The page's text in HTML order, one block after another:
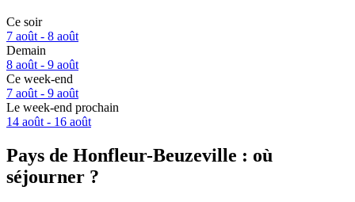
Ce soir
7 août - 8 août
Demain
8 août - 9 août
Ce week-end
7 août - 9 août
Le week-end prochain
14 août - 16 août
Pays de Honfleur-Beuzeville : où
séjourner ?